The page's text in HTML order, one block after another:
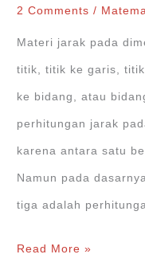
pada
Dimensi
Tiga
(R3)
2 Comments /
Materi jarak pada
titik, titik ke garis,
ke bidang, atau
perhitungan jarak
karena antara satu
Namun pada
tiga adalah
[Ringkasan
Read More »